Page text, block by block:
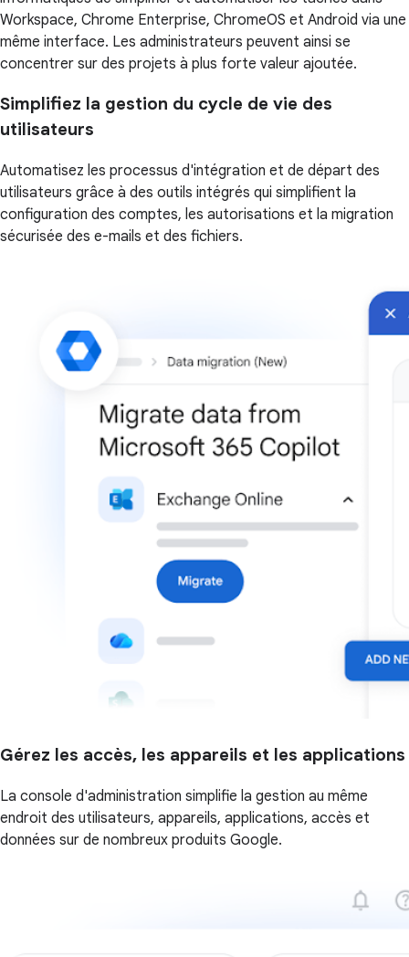
Workspace, Chrome Enterprise, ChromeOS et Android via une
même interface. Les administrateurs peuvent ainsi se
concentrer sur des projets à plus forte valeur ajoutée.
Simplifiez la gestion du cycle de vie des
utilisateurs
Automatisez les processus d'intégration et de départ des
utilisateurs grâce à des outils intégrés qui simplifient la
configuration des comptes, les autorisations et la migration
sécurisée des e-mails et des fichiers.
Gérez les accès, les appareils et les applications
La console d'administration simplifie la gestion au même
endroit des utilisateurs, appareils, applications, accès et
données sur de nombreux produits Google.